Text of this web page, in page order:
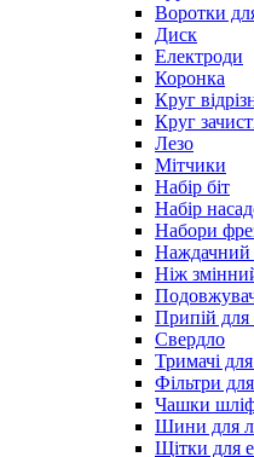
Воротки
Диск
Електроди
Коронка
Круг
Круг
Лезо
Мітчики
Набір біт
Набір
Набори
Наждачний
Ніж
Припій для
Свердло
Тримачі
Фільтри
Чашки
Шини для
Щітки для